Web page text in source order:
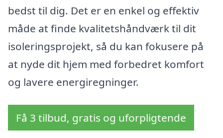
bedst til dig. Det er en enkel og effektiv
måde at finde kvalitetshåndværk til dit
isoleringsprojekt, så du kan fokusere på
at nyde dit hjem med forbedret komfort
og lavere energiregninger.
Få 3 tilbud, gratis og uforpligtende